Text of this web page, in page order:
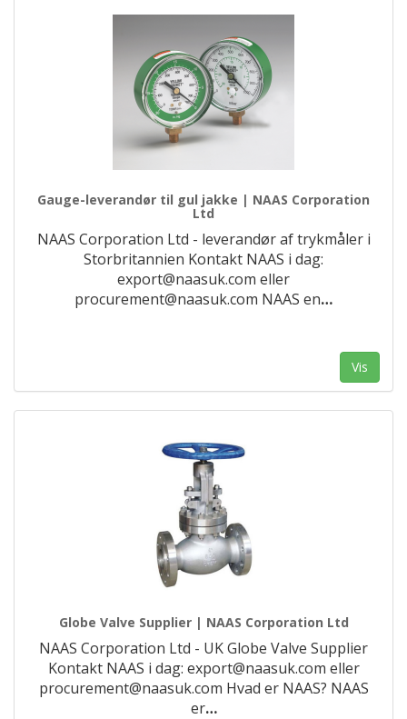
Gauge-leverandør til gul jakke | NAAS Corporation
Ltd
NAAS Corporation Ltd - leverandør af trykmåler i
Storbritannien Kontakt NAAS i dag:
export@naasuk.com eller
procurement@naasuk.com NAAS en…
Vis
Globe Valve Supplier | NAAS Corporation Ltd
NAAS Corporation Ltd - UK Globe Valve Supplier
Kontakt NAAS i dag: export@naasuk.com eller
procurement@naasuk.com Hvad er NAAS? NAAS
er…